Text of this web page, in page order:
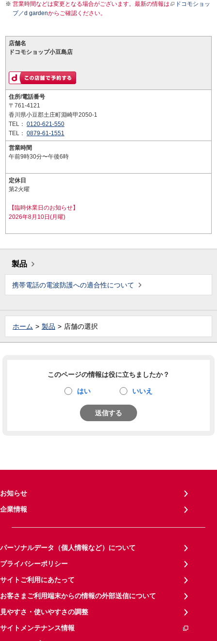
営業時間などは変更となる場合がございます。最新の情報は
ドコモショッ
プ／d gardenからご確認ください。
店舗名
ドコモショップ小豆島店
住所/電話番号
〒761-4121
香川県小豆郡土庄町淵崎甲2050-1
TEL： 0120-621-550
TEL： 0879-61-1551
営業時間
午前9時30分〜午後6時
定休日
第2火曜
【臨時休業日のお知らせ】
2026年8月10日(月曜)
製品
携帯電話の電波防護への適合性について
ホーム 製品 店舗の選択
このページの情報は役に立ちましたか？
はい いいえ
送信する
お知らせ
企業情報
パーソナルデータ（個人情報など）について
プライバシーポリシー
サイトご利用にあたって
お客さまご利用端末からの情報の外部送信について
見やすさ・使いやすさの調整
サイトメンテナンス情報